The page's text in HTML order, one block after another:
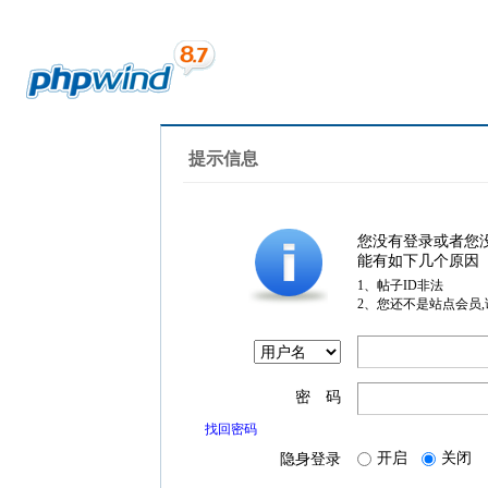
提示信息
您没有登录或者您
能有如下几个原因
1、帖子ID非法
2、您还不是站点会员
密 码
找回密码
隐身登录 开启 关闭